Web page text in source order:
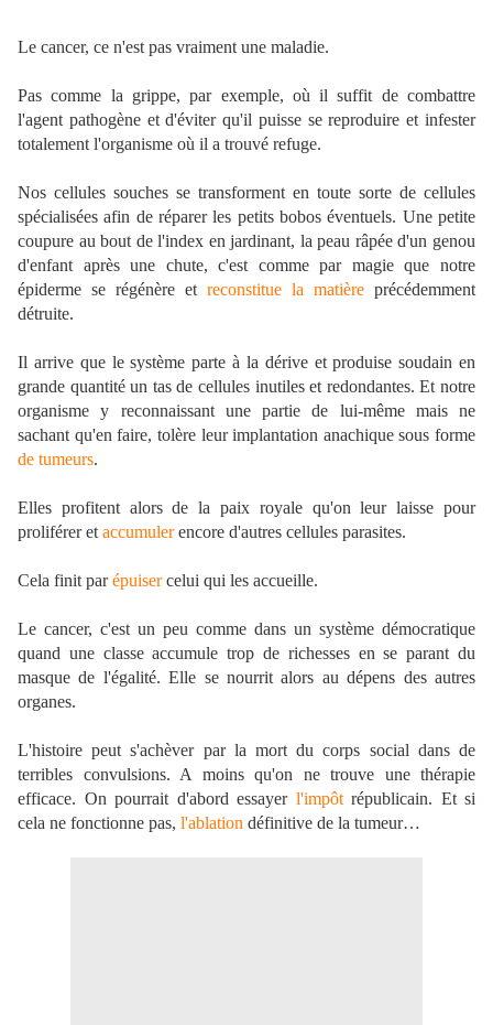
Le cancer, ce n'est pas vraiment une maladie.
Pas comme la grippe, par exemple, où il suffit de combattre
l'agent pathogène et d'éviter qu'il puisse se reproduire et infester
totalement l'organisme où il a trouvé refuge.
Nos cellules souches se transforment en toute sorte de cellules
spécialisées afin de réparer les petits bobos éventuels. Une petite
coupure au bout de l'index en jardinant, la peau râpée d'un genou
d'enfant après une chute, c'est comme par magie que notre
épiderme se régénère et reconstitue la matière précédemment
détruite.
Il arrive que le système parte à la dérive et produise soudain en
grande quantité un tas de cellules inutiles et redondantes. Et notre
organisme y reconnaissant une partie de lui-même mais ne
sachant qu'en faire, tolère leur implantation anachique sous forme
de tumeurs.
Elles profitent alors de la paix royale qu'on leur laisse pour
proliférer et accumulerencore d'autres cellules parasites.
Cela finit parépuisercelui qui les accueille.
Le cancer, c'est un peu comme dans un système démocratique
quand une classe accumule trop de richesses en se parant du
masque de l'égalité. Elle se nourrit alors au dépens des autres
organes.
L'histoire peut s'achèver par la mort du corps social dans de
terribles convulsions. A moins qu'on ne trouve une thérapie
efficace. On pourrait d'abord essayer l'impôtrépublicain. Et si
cela ne fonctionne pas, l'ablation définitive de la tumeur…